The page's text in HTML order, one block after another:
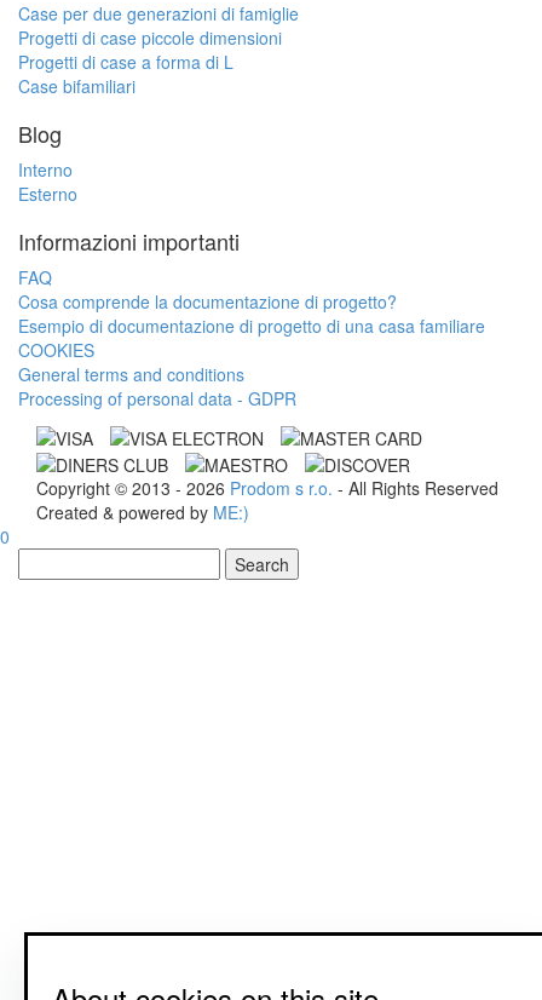
Case per due generazioni di famiglie
Progetti di case piccole dimensioni
Progetti di case a forma di L
Case bifamiliari
Blog
Interno
Esterno
Informazioni importanti
FAQ
Cosa comprende la documentazione di progetto?
Esempio di documentazione di progetto di una casa familiare
COOKIES
General terms and conditions
Processing of personal data - GDPR
Copyright © 2013 - 2026 Prodom s r.o. - All Rights Reserved
Created & powered by ME:)
0